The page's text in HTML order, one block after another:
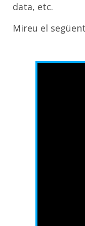
data, etc.
Mireu el